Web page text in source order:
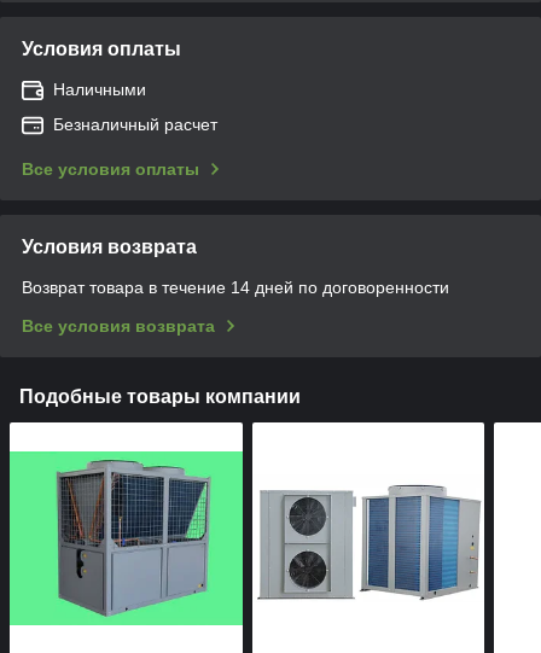
Условия оплаты
Наличными
Безналичный расчет
Все условия оплаты
Условия возврата
Возврат товара в течение 14 дней по договоренности
Все условия возврата
Подобные товары компании